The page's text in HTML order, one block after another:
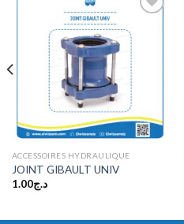
Ajouter
wishlist
ACCESSOIRES HYDRAULIQUE
JOINT GIBAULT UNIV
د.ج1.00